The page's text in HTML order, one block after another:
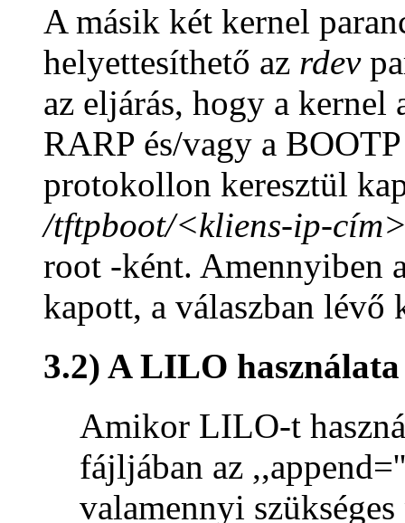
A másik két kernel
helyettesíthető az rdev
az eljárás, hogy a kernel
RARP és/vagy a
protokollon keresztül
/tftpboot/<kliens-ip-
root -ként. Amennyiben
kapott, a válaszban lévő
3.2) A LILO használata
Amikor LILO-t
fájljában az
valamennyi